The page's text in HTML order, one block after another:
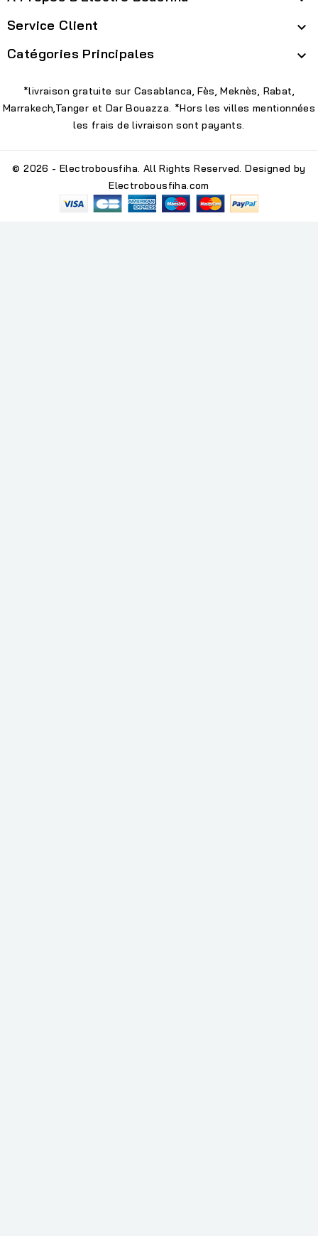
Service Client 
Catégories Principales 
*livraison gratuite sur Casablanca, Fès, Meknès, Rabat,
Marrakech,Tanger et Dar Bouazza. *Hors les villes mentionnées
les frais de livraison sont payants.
© 2026 - Electrobousfiha. All Rights Reserved. Designed by
Electrobousfiha.com